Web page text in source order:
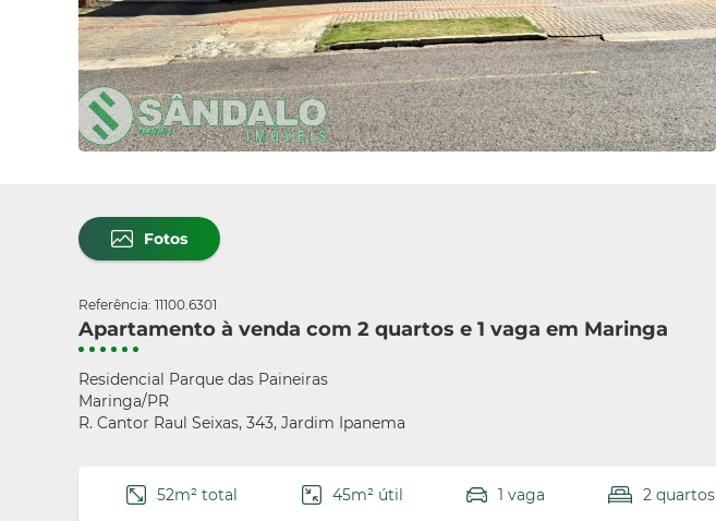
Fotos
Referência: 11100.6301
Apartamento à venda com 2 quartos e 1 vaga em Maringa
Residencial Parque das Paineiras
Maringa/PR
R. Cantor Raul Seixas, 343, Jardim Ipanema
52m² total 45m² útil 1 vaga 2 quartos